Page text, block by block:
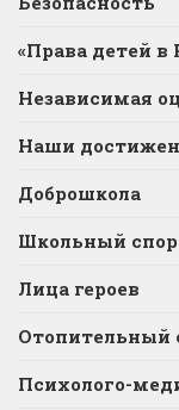
«Права детей в
Независимая
Наши
Доброшкола
Школьный
Лица героев
Отопительный
Психолого-